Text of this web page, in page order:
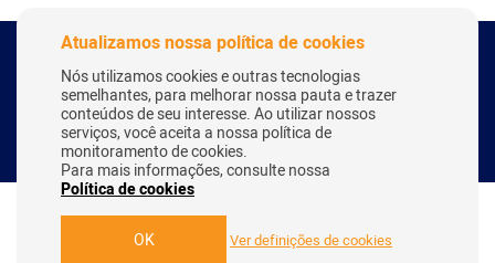
Copyright Webitcoin 2018 - Todos os Direitos Reservados
Desenvolvido por: Herick Correa
Atualizamos nossa política de cookies
Nós utilizamos cookies e outras tecnologias
semelhantes, para melhorar nossa pauta e trazer
conteúdos de seu interesse. Ao utilizar nossos
serviços, você aceita a nossa política de
monitoramento de cookies.
Para mais informações, consulte nossa
Política de cookies
OK Ver definições de cookies